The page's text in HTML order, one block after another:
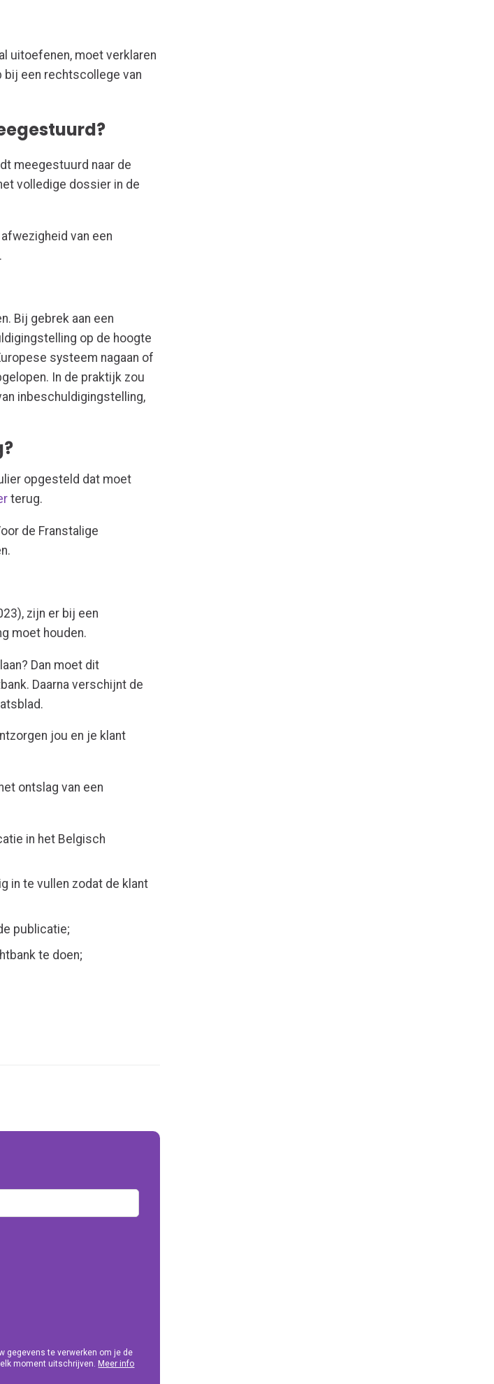
uitoefenen, moet verklaren
bij een rechtscollege van
meegestuurd naar de
volledige dossier in de
van een
Bij gebrek aan een
op de hoogte
systeem nagaan of
In de praktijk zou
inbeschuldigingstelling,
opgesteld dat moet
terug.
de Franstalige
zijn er bij een
moet houden.
Dan moet dit
Daarna verschijnt de
jou en je klant
ontslag van een
in het Belgisch
in te vullen zodat de klant
publicatie;
te doen;
gegevens te verwerken om je de
moment uitschrijven. Meer info